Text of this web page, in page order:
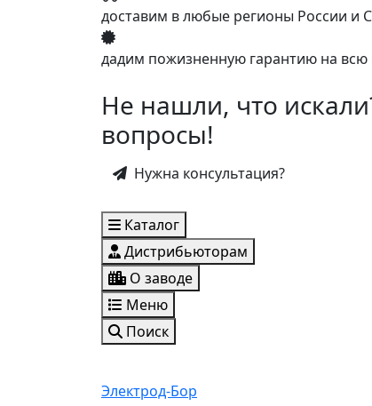
доставим в любые регионы России и
дадим пожизненную гарантию на
Не нашли, что
вопросы!
Нужна консультация?
Каталог
Дистрибьюторам
О заводе
Меню
Поиск
Электрод-Бор